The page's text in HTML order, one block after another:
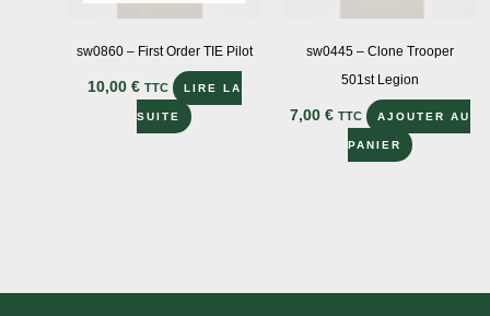
produit
sw0860 – First Order TIE Pilot
10,00 € TTC LIRE LA
SUITE
sw0445 – Clone Trooper
501st Legion
7,00 € TTC AJOUTER AU
PANIER